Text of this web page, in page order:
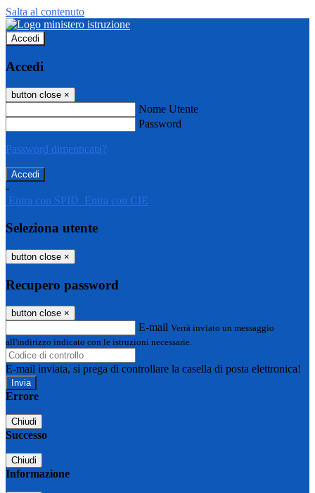
Salta al contenuto
Accedi
Accedi
button close ×
Nome Utente
Password
Password dimenticata?
-
Entra con SPID Entra con CIE
Seleziona utente
button close ×
Recupero password
button close ×
E-mail Verrà inviato un messaggio
all'indirizzo indicato con le istruzioni necessarie.
E-mail inviata, si prega di controllare la casella di posta elettronica!
Errore
Chiudi
Successo
Chiudi
Informazione